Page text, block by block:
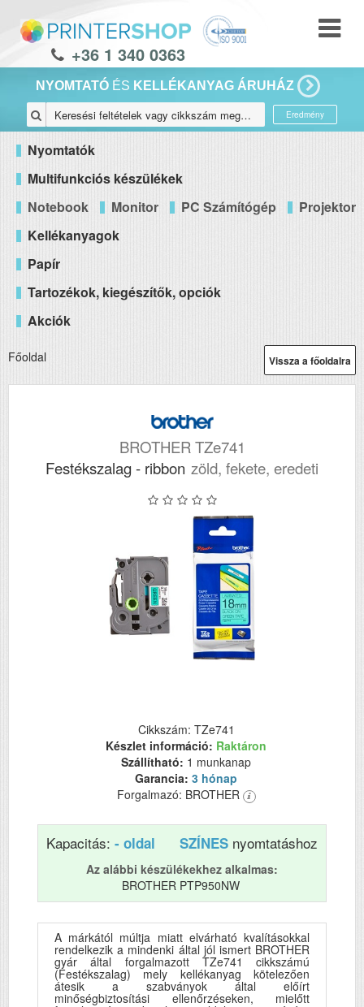
+36 1 340 0363
NYOMTATÓ ÉS KELLÉKANYAG ÁRUHÁZ
Eredmény
Nyomtatók
Multifunkciós készülékek
Notebook
Monitor PC Számítógép
Projektor
Kellékanyagok
Papír
Tartozékok, kiegészítők, opciók
Akciók
Vissza a főoldalra
Főoldal
BROTHER TZe741
Festékszalag - ribbon zöld, fekete, eredeti
Cikkszám: TZe741
Készlet információ: Raktáron
Szállítható: 1 munkanap
Garancia: 3 hónap
Forgalmazó: BROTHER
Kapacitás: - oldal SZÍNES nyomtatáshoz
Az alábbi készülékekhez alkalmas:
BROTHER PTP950NW
A márkától múltja miatt elvárható kvalításokkal
rendelkezik a mindenki által jól ismert BROTHER
gyár által forgalmazott TZe741 cikkszámú
(Festékszalag) mely kellékanyag kötelezően
átesik a szabványok által előírt
minőségbiztosítási ellenőrzéseken, mielőtt